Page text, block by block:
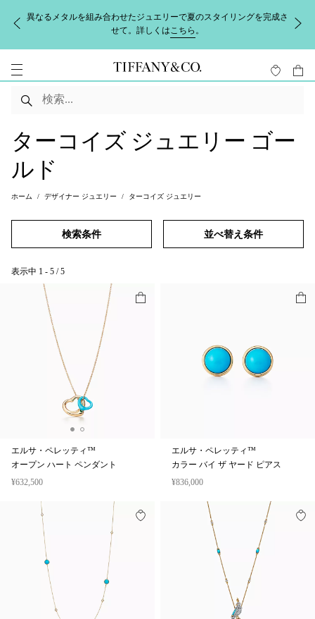
異なるメタルを組み合わせたジュエリーで夏のスタイリングを完成さ
せて。詳しくはこちら 。
ターコイズ ジュエリー ゴー
ルド
ホーム デザイナー ジュエリー ターコイズ ジュエリー
検索条件 並べ替え条件
表示中 1 - 5 / 5
エルサ・ペレッティ™
オープン ハート ペンダント
¥632,500
エルサ・ペレッティ™
カラー バイ ザ ヤード ピアス
¥836,000